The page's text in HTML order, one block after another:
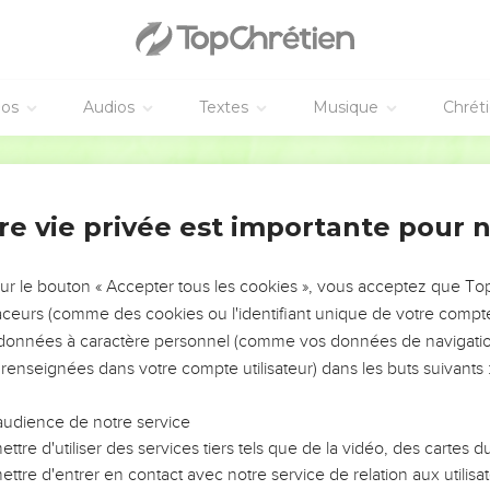
Audios Textes Musique
de graisse.
seront chargées en poix, et sa poussière en soufre, et son pays
éteinte, sa fumée montera à toujours ; -de génération en
et le hibou et le corbeau y habiteront. Et il étendra
du vide.
le royaume,... il n'y en a pas ! Tous ses princes sont
ses palais, des orties et des ronces dans ses forteresses ;
des autruches.
rencontreront avec les chacals, et le bouc sauvage y criera à
son nid, et pondra, et fera éclore et rassemblera ses petits
l'un avec l'autre.
vie privée est importante pour
le bouton « Accepter tous les cookies », vous acceptez que
(comme des cookies ou l'identifiant unique de votre
à caractère personnel (comme vos données de
dans votre compte utilisateur) dans les buts suivants :
de notre service
d'utiliser des services tiers tels que de la vidéo, des cartes
d'entrer en contact avec notre service de relation aux